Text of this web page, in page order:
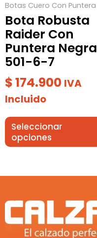
Botas Cuero Con Puntera
Bota Robusta
Raider Con
Puntera Negra
501-6-7
$174.900 IVA
Incluido
Seleccionar
opciones
pueden
elegir
en
la
página
de
producto